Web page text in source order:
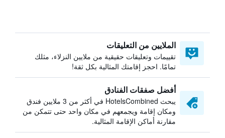
الملايين من التعليقات
تقييمات وتعليقات حقيقية من ملايين النزلاء، مثلك
تمامًا. احجز إقامتك المثالية بكل ثقة!
أفضل صفقات الفنادق
يبحث HotelsCombined في أكثر من 3 ملايين فندق
ومكان إقامة ويجمعهم في مكان واحد حتى تتمكن من
مقارنة أماكن الإقامة المثالية.